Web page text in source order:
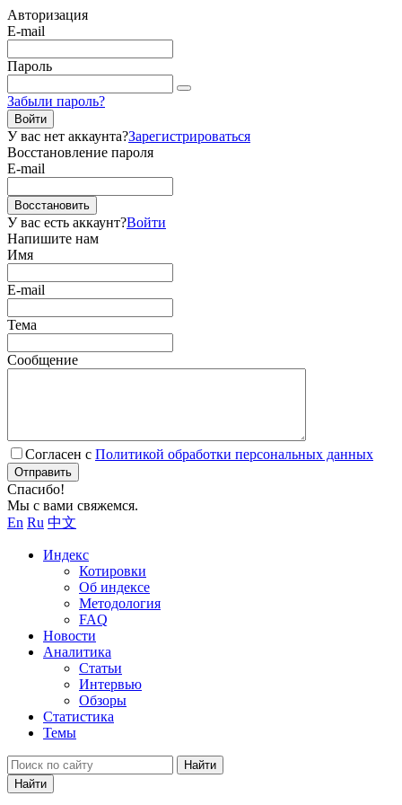
Авторизация
E-mail
Пароль
Забыли пароль?
Войти
У вас нет аккаунта?Зарегистрироваться
Восстановление пароля
E-mail
Восстановить
У вас есть аккаунт?Войти
Напишите нам
Имя
E-mail
Тема
Сообщение
Согласен с Политикой обработки персональных данных
Отправить
Спасибо!
Мы с вами свяжемся.
En Ru 中文
Индекс
Котировки
Об индексе
Методология
FAQ
Новости
Аналитика
Статьи
Интервью
Обзоры
Статистика
Темы
Найти
Найти